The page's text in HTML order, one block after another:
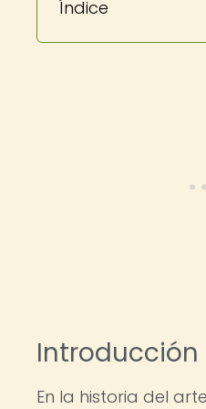
Índice
Introducción
En la historia del